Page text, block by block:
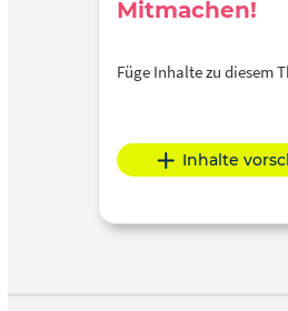
Mitmachen!
Füge Inhalte zu diesem
Inhalte